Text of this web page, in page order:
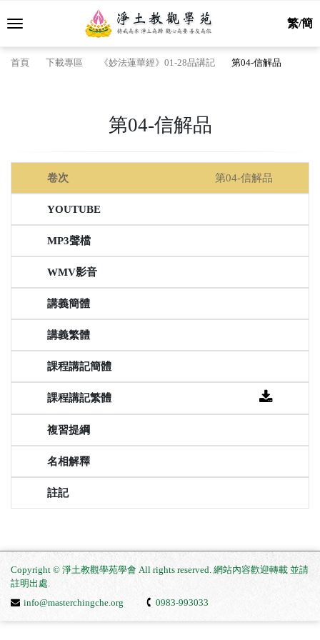
繁/簡
首頁 下載專區 《妙法蓮華經》01-28品講記 第04-信解品
第04-信解品
卷次
YouTube
聲檔
MP3下載
第04-信解品
Copyright © 淨土教觀學苑學會 All rights reserved. 網站內容歡迎轉載 並請
註明出處.
info@masterchingche.org
0983-993033